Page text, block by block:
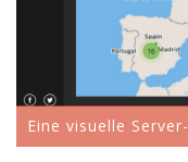
Eine visuelle